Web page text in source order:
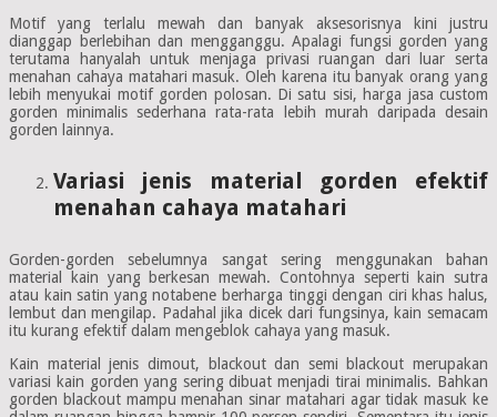
Motif yang terlalu mewah dan banyak aksesorisnya kini justru
dianggap berlebihan dan mengganggu. Apalagi fungsi gorden yang
terutama hanyalah untuk menjaga privasi ruangan dari luar serta
menahan cahaya matahari masuk. Oleh karena itu banyak orang yang
lebih menyukai motif gorden polosan. Di satu sisi, harga jasa custom
gorden minimalis sederhana rata-rata lebih murah daripada desain
gorden lainnya.
Variasi jenis material gorden efektif
menahan cahaya matahari
Gorden-gorden sebelumnya sangat sering menggunakan bahan
material kain yang berkesan mewah. Contohnya seperti kain sutra
atau kain satin yang notabene berharga tinggi dengan ciri khas halus,
lembut dan mengilap. Padahal jika dicek dari fungsinya, kain semacam
itu kurang efektif dalam mengeblok cahaya yang masuk.
Kain material jenis dimout, blackout dan semi blackout merupakan
variasi kain gorden yang sering dibuat menjadi tirai minimalis. Bahkan
gorden blackout mampu menahan sinar matahari agar tidak masuk ke